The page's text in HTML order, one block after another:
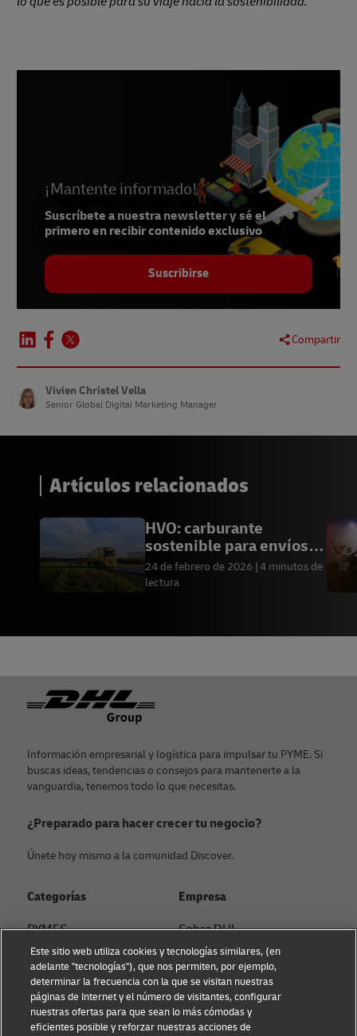
¡Mantente informado!
Suscríbete a nuestra newsletter y sé el
primero en recibir contenido exclusivo
Suscribirse
Compartir
Vivien Christel Vella
Senior Global Digital Marketing Manager
Artículos relacionados
HVO: carburante
sostenible para envíos
de bajas emisiones
24 de febrero de 2026 4 minutos de
lectura
Pie de página
Información empresarial y logística para impulsar tu PYME. Si
buscas ideas, tendencias o consejos para mantenerte a la
vanguardia, tenemos todo lo que necesitas.
¿Preparado para hacer crecer tu negocio?
Únete hoy mismo a la comunidad Discover.
Categorías
PYMES
Asesoramiento en e-
commerce
Asesoramiento B2B
Empresa
Sobre DHL
Contacto
Sostenibilidad
Aviso Legal
Este sitio web utiliza cookies y tecnologías similares, (en
adelante "tecnologías"), que nos permiten, por ejemplo,
determinar la frecuencia con la que se visitan nuestras
páginas de Internet y el número de visitantes, configurar
nuestras ofertas para que sean lo más cómodas y
eficientes posible y reforzar nuestras acciones de